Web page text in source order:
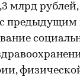
млрд
предыдущим